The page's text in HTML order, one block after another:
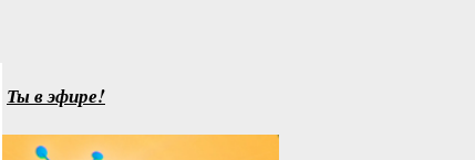
Ты в эфире!